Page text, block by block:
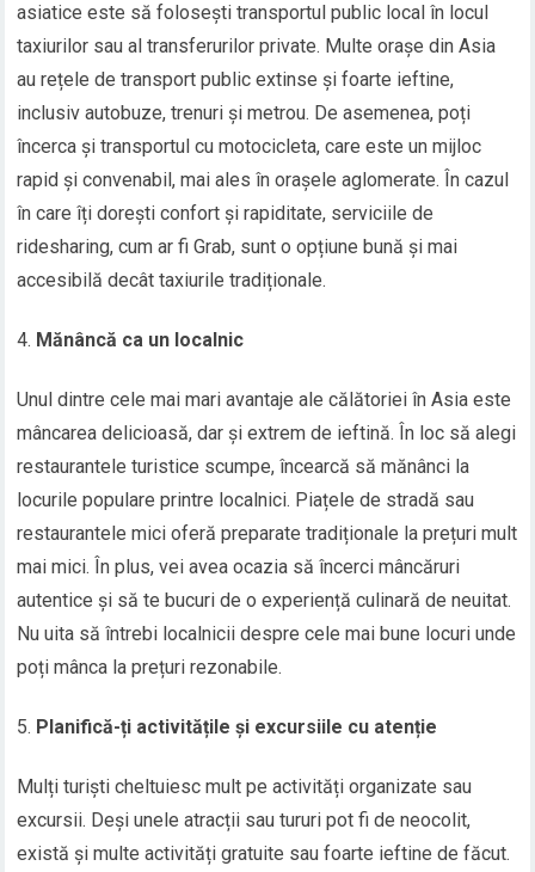
asiatice este să folosești transportul public local în locul
taxiurilor sau al transferurilor private. Multe orașe din Asia
au rețele de transport public extinse și foarte ieftine,
inclusiv autobuze, trenuri și metrou. De asemenea, poți
încerca și transportul cu motocicleta, care este un mijloc
rapid și convenabil, mai ales în orașele aglomerate. În cazul
în care îți dorești confort și rapiditate, serviciile de
ridesharing, cum ar fi Grab, sunt o opțiune bună și mai
accesibilă decât taxiurile tradiționale.
Mănâncă ca un localnic
Unul dintre cele mai mari avantaje ale călătoriei în Asia este
mâncarea delicioasă, dar și extrem de ieftină. În loc să alegi
restaurantele turistice scumpe, încearcă să mănânci la
locurile populare printre localnici. Piațele de stradă sau
restaurantele mici oferă preparate tradiționale la prețuri mult
mai mici. În plus, vei avea ocazia să încerci mâncăruri
autentice și să te bucuri de o experiență culinară de neuitat.
Nu uita să întrebi localnicii despre cele mai bune locuri unde
poți mânca la prețuri rezonabile.
Planifică-ți activitățile și excursiile cu atenție
Mulți turiști cheltuiesc mult pe activități organizate sau
excursii. Deși unele atracții sau tururi pot fi de neocolit,
există și multe activități gratuite sau foarte ieftine de făcut.